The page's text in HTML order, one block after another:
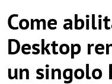
Come
Desktop
un singolo